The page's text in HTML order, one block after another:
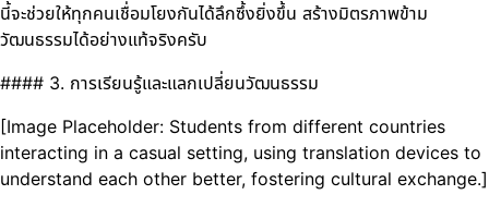
นี้จะช่วยให้ทุกคนเชื่อมโยงกันได้ลึกซึ้งยิ่งขึ้น สร้างมิตรภาพข้าม
วัฒนธรรมได้อย่างแท้จริงครับ
#### 3. การเรียนรู้และแลกเปลี่ยนวัฒนธรรม
[Image Placeholder: Students from different countries
interacting in a casual setting, using translation devices to
understand each other better, fostering cultural exchange.]